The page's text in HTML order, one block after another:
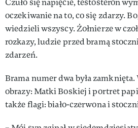
Czuło się napięcie, testosteron
oczekiwanie na to, co się zdarzy.
wiedzieli wszyscy. Żołnierze w
rozkazy, ludzie przed bramą
zdarzeń.
Brama numer dwa była
obrazy: Matki Boskiej i portret
także flagi: biało-czerwona i